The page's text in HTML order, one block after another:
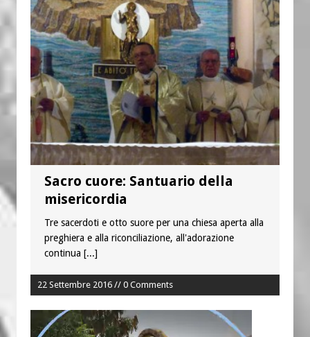
Sacro cuore: Santuario della
misericordia
Tre sacerdoti e otto suore per una chiesa aperta alla
preghiera e alla riconciliazione, all'adorazione
continua [...]
22 Settembre 2016 // 0 Comments